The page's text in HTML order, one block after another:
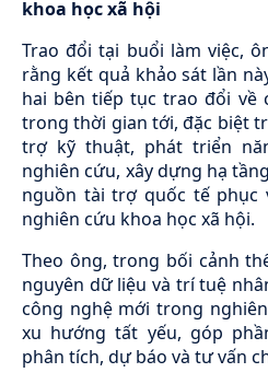
khoa học xã hội
Trao đổi tại buổi làm việc,
rằng kết quả khảo sát lần
hai bên tiếp tục trao đổi về
trong thời gian tới, đặc biệt
trợ kỹ thuật, phát triển
nghiên cứu, xây dựng hạ
nguồn tài trợ quốc tế phục
nghiên cứu khoa học xã hội.
Theo ông, trong bối cảnh
nguyên dữ liệu và trí tuệ
công nghệ mới trong
xu hướng tất yếu, góp
phân tích, dự báo và tư vấn